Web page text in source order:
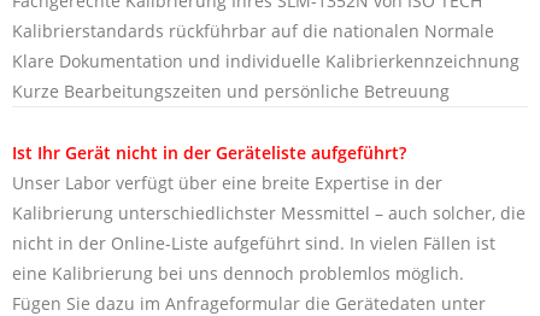
Kalibrierstandards rückführbar auf die nationalen Normale
Klare Dokumentation und individuelle Kalibrierkennzeichnung
Kurze Bearbeitungszeiten und persönliche Betreuung
Ist Ihr Gerät nicht in der Geräteliste aufgeführt?
Unser Labor verfügt über eine breite Expertise in der
Kalibrierung unterschiedlichster Messmittel – auch solcher, die
nicht in der Online-Liste aufgeführt sind. In vielen Fällen ist
eine Kalibrierung bei uns dennoch problemlos möglich.
Fügen Sie dazu im Anfrageformular die Gerätedaten unter